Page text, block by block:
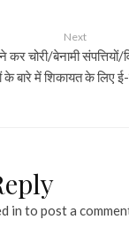
Next
चोरी/बेनामी संपत्तियों/
के बारे में शिकायत के लिए
in to post a